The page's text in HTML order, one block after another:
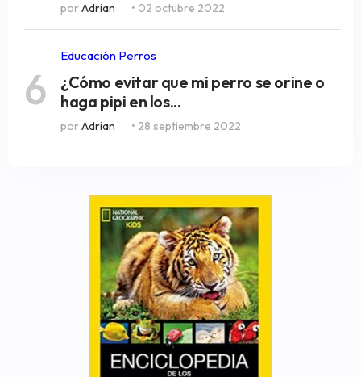
por Adrian • 02 octubre 2022
6
Educación Perros
¿Cómo evitar que mi perro se orine o
haga pipi en los...
por Adrian • 28 septiembre 2022